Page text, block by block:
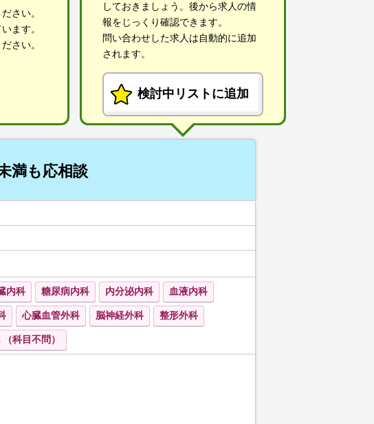
さい。
ます。
さい。
しておきましょう。後から求人の情
報をじっくり確認できます。
問い合わせした求人は自動的に追加
されます。
検討中リストに追加
満も応相談
内科 糖尿病内科 内分泌内科 血液内科
心臓血管外科 脳神経外科 整形外科
科目不問）